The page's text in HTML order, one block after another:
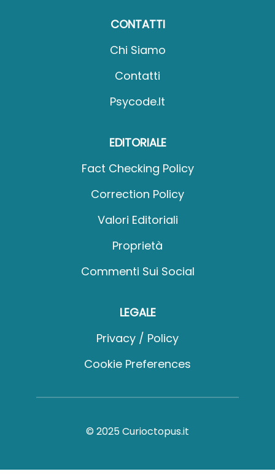
CONTATTI
Chi Siamo
Contatti
Psycode.it
EDITORIALE
Fact Checking Policy
Correction Policy
Valori Editoriali
Proprietà
Commenti Sui Social
LEGALE
Privacy / Policy
Cookie Preferences
© 2025 Curioctopus.it